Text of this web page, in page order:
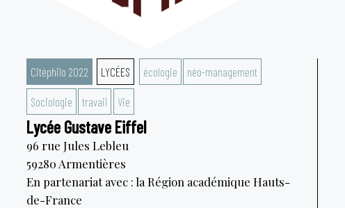
Citéphilo 2022 LYCÉES écologie néo-management
Sociologie travail Vie
Lycée Gustave Eiffel
96 rue Jules Lebleu
59280 Armentières
En partenariat avec : la Région académique Hauts-
de-France